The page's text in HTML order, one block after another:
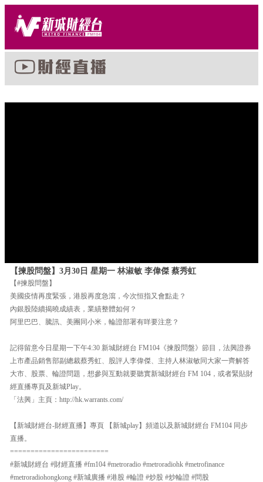
【揀股問盤】3月30日 星期一 林淑敏 李偉傑 蔡秀虹
【#揀股問盤】
美國疫情再度緊張，港股再度急瀉，今次恒指又會點走？
內銀股陸續揭曉成績表，業績整體如何？
阿里巴巴、騰訊、美團同小米，輪證部署有咩要注意？
記得留意今日星期一下午4:30 新城財經台 FM104《揀股問盤》節目，法興證券
上市產品銷售部副總裁蔡秀虹、股評人李偉傑、主持人林淑敏同大家一齊解答
大市、股票、輪證問題，想參與互動就要聽實新城財經台 FM 104，或者緊貼財
經直播專頁及新城Play。
「法興」主頁：http://hk.warrants.com/
【新城財經台-財經直播】專頁 【新城play】頻道以及新城財經台 FM104 同步
直播。
========================
#新城財經台 #財經直播 #fm104 #metroradio #metroradiohk #metrofinance
#metroradiohongkong #新城廣播 #港股 #輪證 #炒股 #炒輪證 #問股